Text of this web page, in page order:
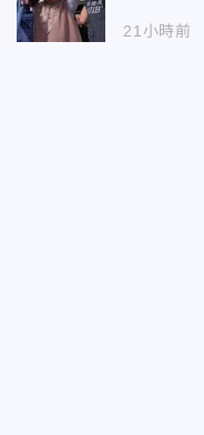
21小時前